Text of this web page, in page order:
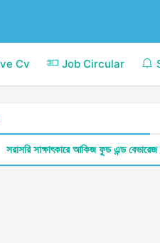
Cv Job Circular
সরাসরি সাক্ষাৎকারে আকিজ ফুড এন্ড